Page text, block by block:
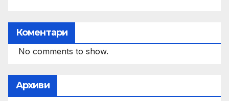
Коментари
No comments to show.
Архиви